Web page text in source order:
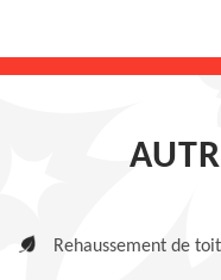
Rehaussement de